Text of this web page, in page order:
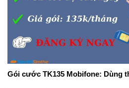
Gói cước TK135 Mobifone: Dùng